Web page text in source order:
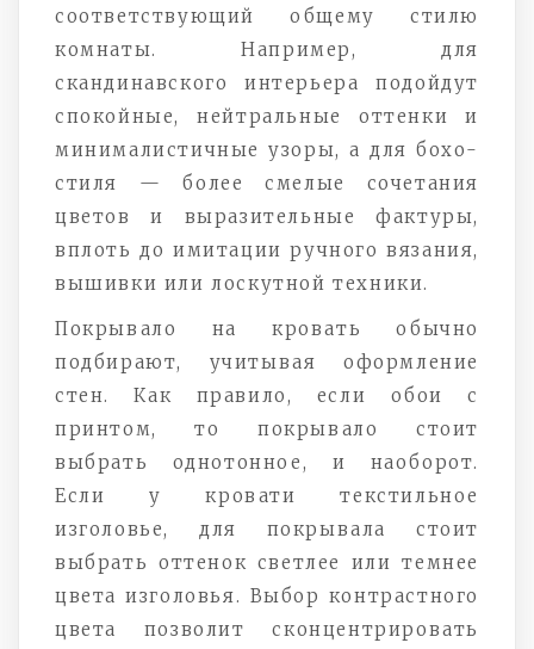
соответствующий общему стилю
комнаты. Например, для
скандинавского интерьера подойдут
спокойные, нейтральные оттенки и
минималистичные узоры, а для бохо-
стиля — более смелые сочетания
цветов и выразительные фактуры,
вплоть до имитации ручного вязания,
вышивки или лоскутной техники.
Покрывало на кровать обычно
подбирают, учитывая оформление
стен. Как правило, если обои с
принтом, то покрывало стоит
выбрать однотонное, и наоборот.
Если у кровати текстильное
изголовье, для покрывала стоит
выбрать оттенок светлее или темнее
цвета изголовья. Выбор контрастного
цвета позволит сконцентрировать